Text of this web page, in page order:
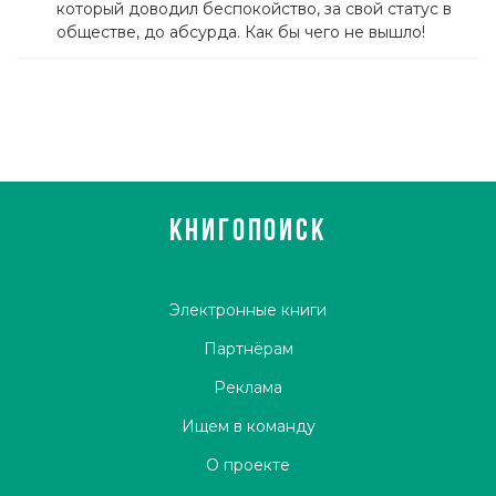
Надеюсь, это в наших возможностях; Бог, счастье не
ро́зыгрыш?
который доводил беспокойство, за свой статус в
обществе, до абсурда. Как бы чего не вышло!
КНИГОПОИСК
Электронные книги
Партнёрам
Реклама
Ищем в команду
О проекте